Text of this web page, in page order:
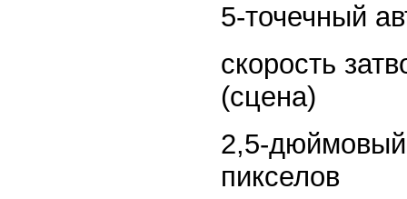
5-точечный
скорость
(сцена)
2,5-
пикселов